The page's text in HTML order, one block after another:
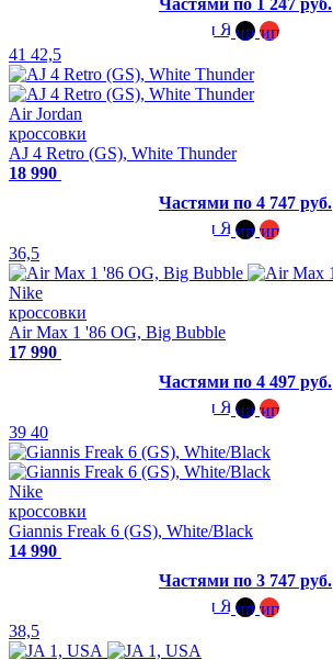
Частями по 1 247 руб.
41 42,5
Air Jordan
кроссовки
AJ 4 Retro (GS), White Thunder
18 990
Частями по 4 747 руб.
36,5
Nike
кроссовки
Air Max 1 '86 OG, Big Bubble
17 990
Частями по 4 497 руб.
39 40
Nike
кроссовки
Giannis Freak 6 (GS), White/Black
14 990
Частями по 3 747 руб.
38,5